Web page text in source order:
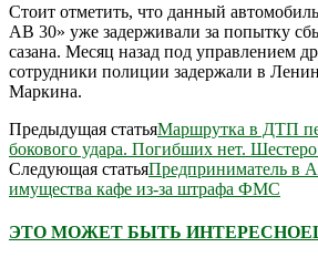
Стоит отметить, что данный
АВ 30» уже задерживали за попытку
сазана. Месяц назад под управлением
сотрудники полиции задержали в
Маркина.
Предыдущая статьяМаршрутка в ДТП
бокового удара. Погибших нет. Шестеро
Следующая статьяПредприниматель в
имущества кафе из-за штрафа ФМС
ЭТО МОЖЕТ БЫТЬ ИНТЕРЕСНО